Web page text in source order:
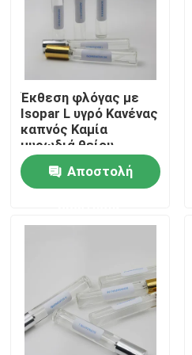
Προϊόντα
Έκθεση φλόγας με
Isopar L υγρό Κανένας
καπνός Καμία
μυρωδιά θείου
Αποστολή